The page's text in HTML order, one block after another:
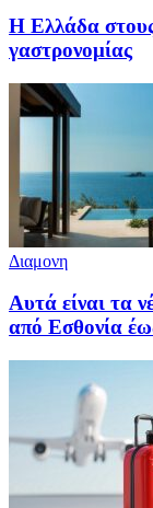
Η Ελλάδα
γαστρονομίας
Διαμονη
Αυτά είναι τα
από Εσθονία